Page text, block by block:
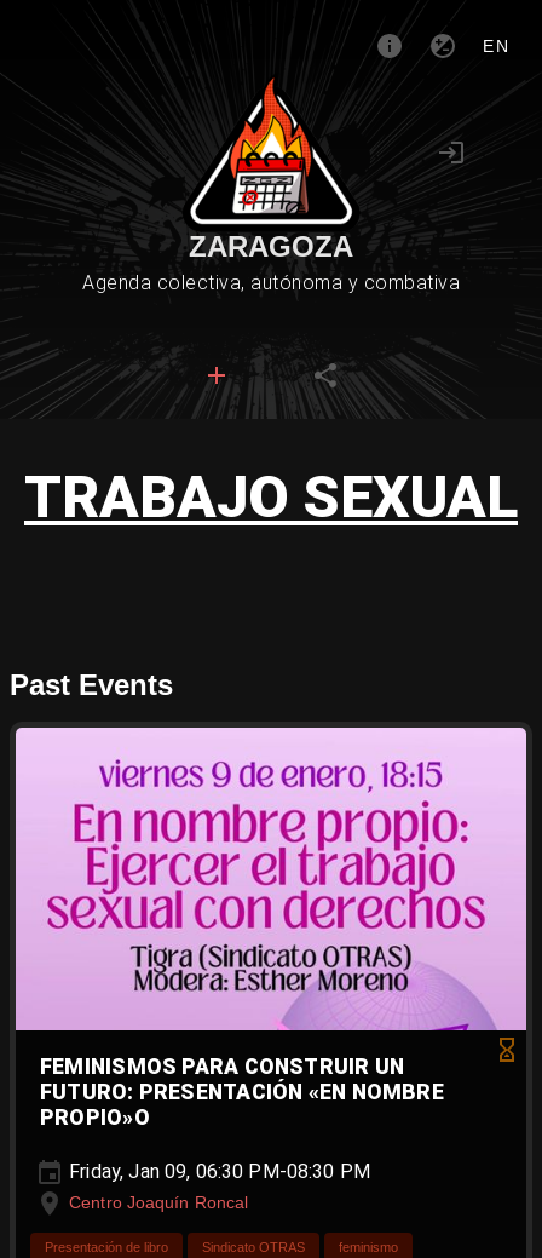
EN
ZARAGOZA
Agenda colectiva, autónoma y combativa
TRABAJO SEXUAL
Past Events
FEMINISMOS PARA CONSTRUIR UN
FUTURO: PRESENTACIÓN «EN NOMBRE
PROPIO»O
Friday, Jan 09, 06:30 PM-08:30 PM
Centro Joaquín Roncal
Presentación de libro Sindicato OTRAS feminismo